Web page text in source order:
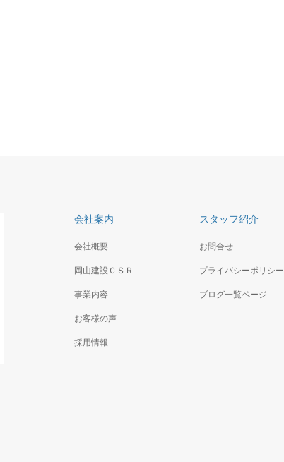
会社案内
会社概要
岡山建設ＣＳＲ
事業内容
お客様の声
採用情報
スタッフ紹介
お問合せ
プライバシーポリシー
ブログ一覧ページ